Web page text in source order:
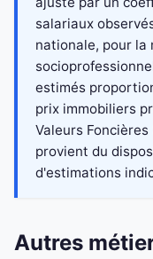
salariaux
nationale, pour la
estimés
prix immobiliers
Valeurs
provient du
d'estimations
Autres